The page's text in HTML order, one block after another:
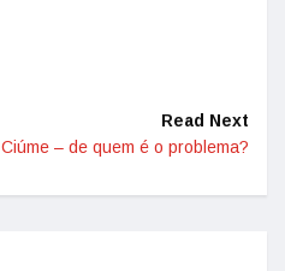
Read Next
Ciúme – de quem é o problema?